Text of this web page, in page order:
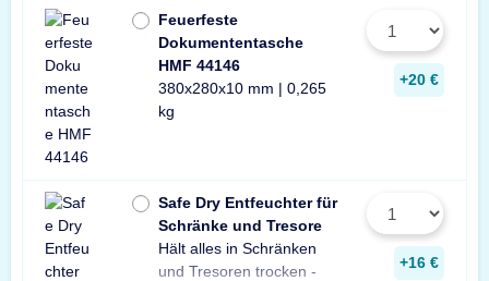
Feuerfeste
Dokumententasche
HMF 44146
380x280x10 mm | 0,265
kg
+20 €
Safe Dry Entfeuchter für
Schränke und Tresore
Hält alles in Schränken
und Tresoren trocken -
Praktischer Entfeuchter
aus Naturgranulat für
Tresore und Schränke
gegen Rost, Schimmel
+16 €